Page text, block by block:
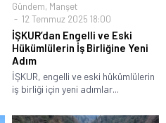
Gündem, Manşet
12 Temmuz 2025 18:00
İŞKUR’dan Engelli ve Eski
Hükümlülerin İş Birliğine Yeni
Adım
İŞKUR, engelli ve eski hükümlülerin
iş birliği için yeni adımlar...